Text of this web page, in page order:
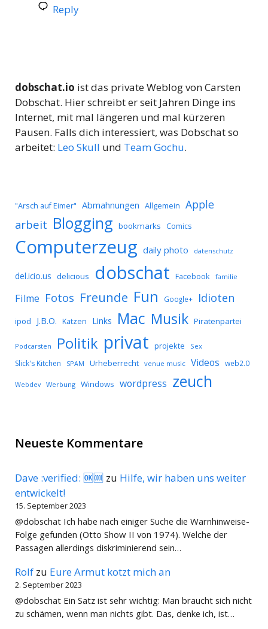
Reply
dobschat.io ist das private Weblog von Carsten
Dobschat. Hier schreibt er seit Jahren Dinge ins
Internet, mit mal längeren und mal kürzeren
Pausen. Falls dich interessiert, was Dobschat so
arbeitet: Leo Skull und Team Gochu.
"Arsch auf Eimer" Abmahnungen Allgemein Apple
arbeit Blogging bookmarks Comics
Computerzeug daily photo datenschutz
del.icio.us delicious dobschat Facebook familie
Filme Fotos Freunde Fun Google+ Idioten
ipod J.B.O. Katzen Links Mac Musik Piratenpartei
Podcarsten Politik privat projekte Sex
Slick's Kitchen SPAM Urheberrecht venue music Videos web2.0
Webdev Werbung Windows wordpress zeuch
Neueste Kommentare
Dave :verified: 🆗🆒 zu Hilfe, wir haben uns weiter
entwickelt!
15. September 2023
@dobschat Ich habe nach einiger Suche die Warnhinweise-
Folge gefunden (Otto Show II von 1974). Welche der
Passagen allerdings diskriminierend sein…
Rolf zu Eure Armut kotzt mich an
2. September 2023
@dobschat Ein Satz ist sehr wichtig: Man braucht sich nicht
zu schämen, wenn man nichts gibt. Das, denke ich, ist…